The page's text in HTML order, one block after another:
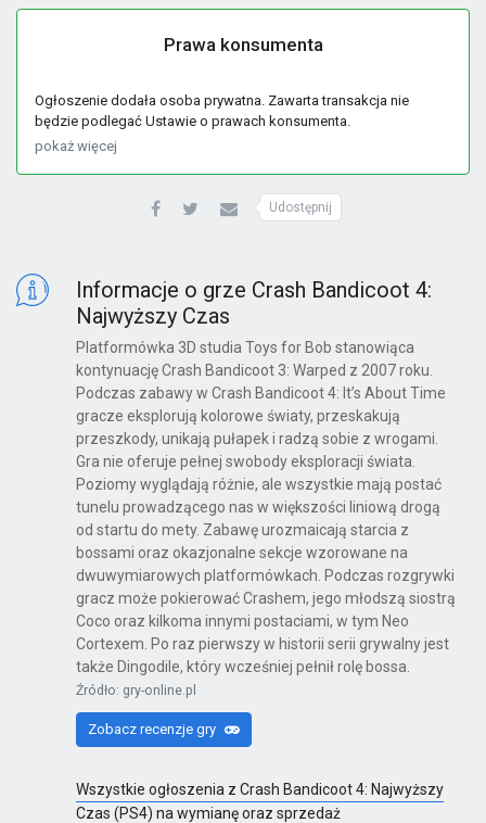
Prawa konsumenta
Ogłoszenie dodała osoba prywatna. Zawarta transakcja nie
będzie podlegać Ustawie o prawach konsumenta.
pokaż więcej
Udostępnij
Informacje o grze Crash Bandicoot 4:
Najwyższy Czas
Platformówka 3D studia Toys for Bob stanowiąca
kontynuację Crash Bandicoot 3: Warped z 2007 roku.
Podczas zabawy w Crash Bandicoot 4: It’s About Time
gracze eksplorują kolorowe światy, przeskakują
przeszkody, unikają pułapek i radzą sobie z wrogami.
Gra nie oferuje pełnej swobody eksploracji świata.
Poziomy wyglądają różnie, ale wszystkie mają postać
tunelu prowadzącego nas w większości liniową drogą
od startu do mety. Zabawę urozmaicają starcia z
bossami oraz okazjonalne sekcje wzorowane na
dwuwymiarowych platformówkach. Podczas rozgrywki
gracz może pokierować Crashem, jego młodszą siostrą
Coco oraz kilkoma innymi postaciami, w tym Neo
Cortexem. Po raz pierwszy w historii serii grywalny jest
także Dingodile, który wcześniej pełnił rolę bossa.
Źródło: gry-online.pl
Zobacz recenzje gry
Wszystkie ogłoszenia z Crash Bandicoot 4: Najwyższy
Czas (PS4) na wymianę oraz sprzedaż